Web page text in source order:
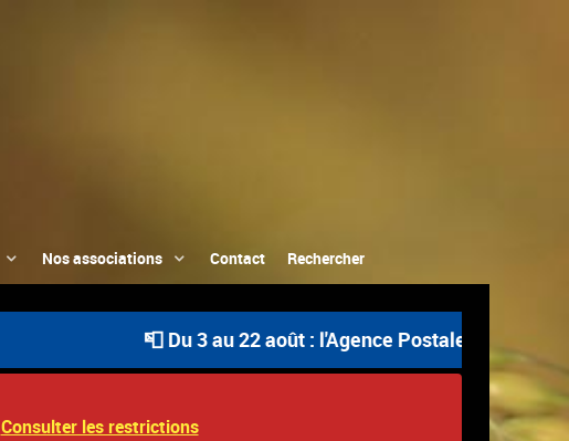
Nos associations Contact Rechercher
📮 Du 3 au 22 août : l'Agence Postale Communale
Consulter les restrictions